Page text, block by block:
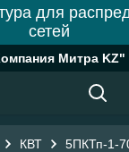
для
сетей
Митра KZ"
КВТ 5ПКТп-1-